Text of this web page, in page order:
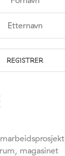
magasinet